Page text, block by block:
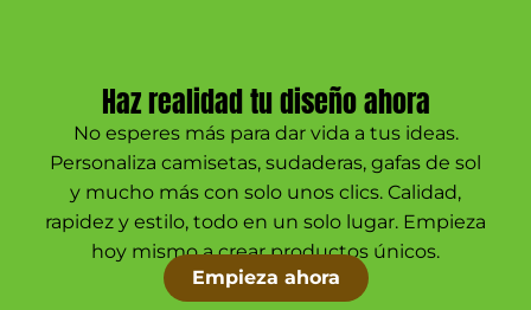
Haz realidad tu diseño ahora
No esperes más para dar vida a tus ideas.
Personaliza camisetas, sudaderas, gafas de sol
y mucho más con solo unos clics. Calidad,
rapidez y estilo, todo en un solo lugar. Empieza
hoy mismo a crear productos únicos.
Empieza ahora